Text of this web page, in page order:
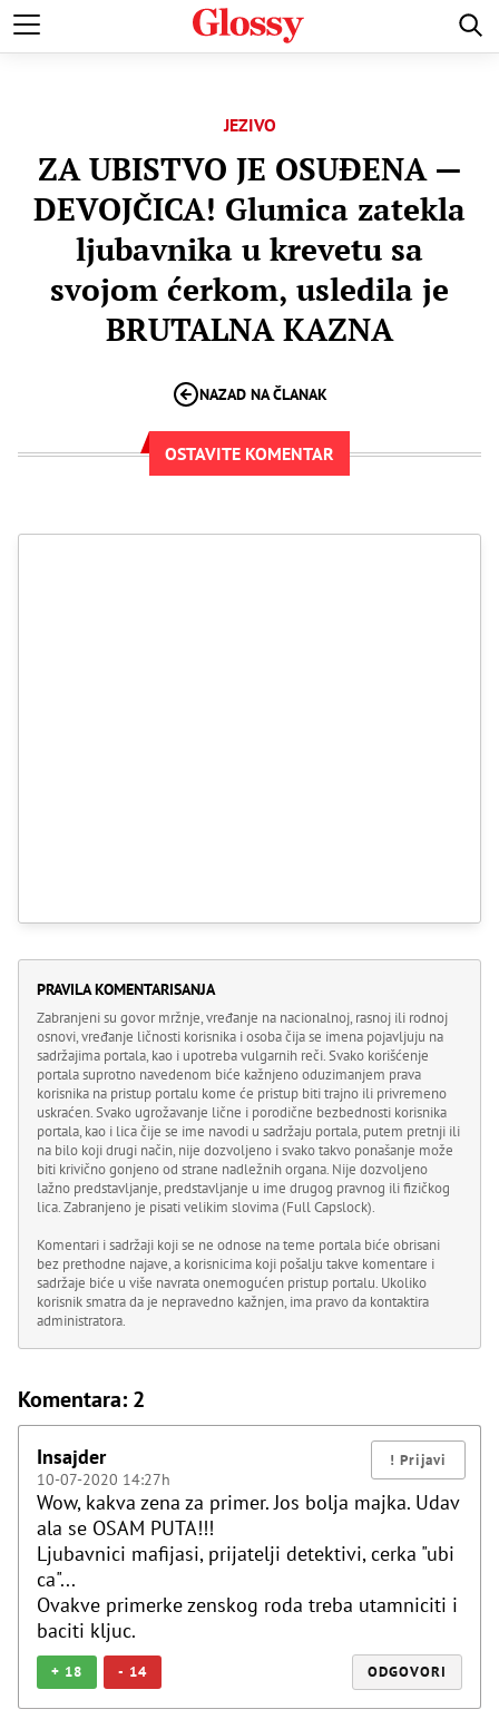
PRIČE VENČANJA DOMOVI POZNATIH HOLIVUD
JEZIVO
ZA UBISTVO JE OSUĐENA —
DEVOJČICA! Glumica zatekla
ljubavnika u krevetu sa
svojom ćerkom, usledila je
BRUTALNA KAZNA
NAZAD NA ČLANAK
OSTAVITE KOMENTAR
PRAVILA KOMENTARISANJA
Zabranjeni su govor mržnje, vređanje na nacionalnoj, rasnoj ili rodnoj
osnovi, vređanje ličnosti korisnika i osoba čija se imena pojavljuju na
sadržajima portala, kao i upotreba vulgarnih reči. Svako korišćenje
portala suprotno navedenom biće kažnjeno oduzimanjem prava
korisnika na pristup portalu kome će pristup biti trajno ili privremeno
uskraćen. Svako ugrožavanje lične i porodične bezbednosti korisnika
portala, kao i lica čije se ime navodi u sadržaju portala, putem pretnji ili
na bilo koji drugi način, nije dozvoljeno i svako takvo ponašanje može
biti krivično gonjeno od strane nadležnih organa. Nije dozvoljeno
lažno predstavljanje, predstavljanje u ime drugog pravnog ili fizičkog
lica. Zabranjeno je pisati velikim slovima (Full Capslock).
Komentari i sadržaji koji se ne odnose na teme portala biće obrisani
bez prethodne najave, a korisnicima koji pošalju takve komentare i
sadržaje biće u više navrata onemogućen pristup portalu. Ukoliko
korisnik smatra da je nepravedno kažnjen, ima pravo da kontaktira
administratora.
Komentara: 2
Insajder
10-07-2020 14:27h
Wow, kakva zena za primer. Jos bolja majka. Udav
ala se OSAM PUTA!!!
Ljubavnici mafijasi, prijatelji detektivi, cerka "ubi
ca"...
Ovakve primerke zenskog roda treba utamniciti i
baciti kljuc.
+ 18 - 14 ODGOVORI